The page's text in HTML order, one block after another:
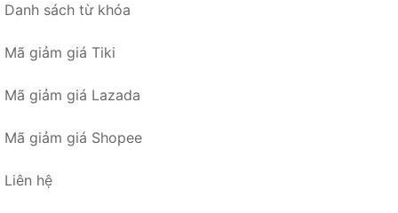
Danh sách từ khóa
Mã giảm giá Tiki
Mã giảm giá Lazada
Mã giảm giá Shopee
Liên hệ